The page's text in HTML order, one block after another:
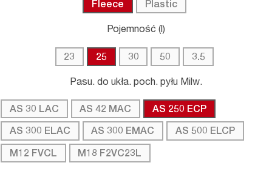
Fleece Plastic
Pojemność (l)
23 25 30 50 3.5
Pasu. do ukła. poch. pyłu Milw.
AS 30 LAC AS 42 MAC AS 250 ECP
AS 300 ELAC AS 300 EMAC AS 500 ELCP
M12 FVCL M18 F2VC23L